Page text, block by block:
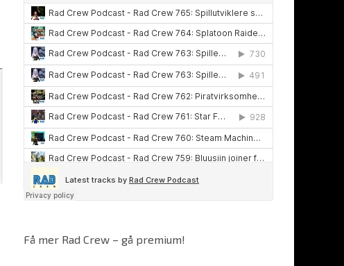
Få mer Rad Crew – gå premium!